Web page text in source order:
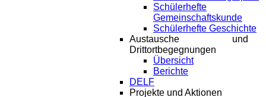
Schülerhefte
Gemeinschaftskunde
Schülerhefte Geschichte
Austausche und
Drittortbegegnungen
Übersicht
Berichte
DELF
Projekte und Aktionen